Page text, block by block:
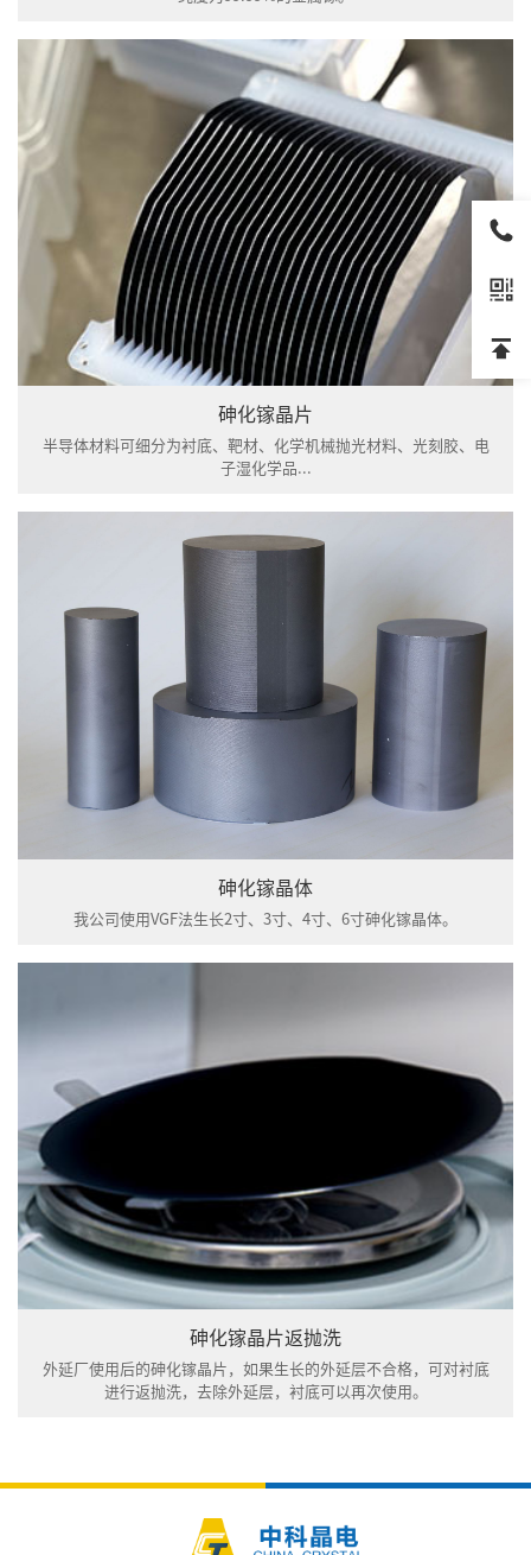
砷化镓晶片
半导体材料可细分为衬底、靶材、化学机械抛光材料、光刻胶、电
子湿化学品...
砷化镓晶体
我公司使用VGF法生长2寸、3寸、4寸、6寸砷化镓晶体。
砷化镓晶片返抛洗
外延厂使用后的砷化镓晶片，如果生长的外延层不合格，可对衬底
进行返抛洗，去除外延层，衬底可以再次使用。